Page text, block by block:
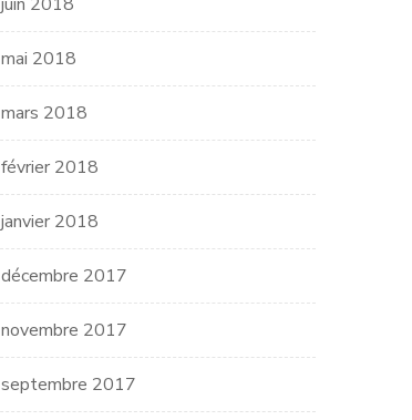
mai 2018
mars 2018
février 2018
janvier 2018
décembre 2017
novembre 2017
septembre 2017